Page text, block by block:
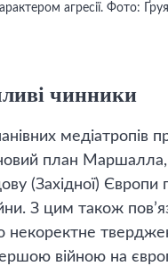
агресії. Фото:
чинники
медіатропів
план
(Західної) Європи
З цим також
некоректне
війною на